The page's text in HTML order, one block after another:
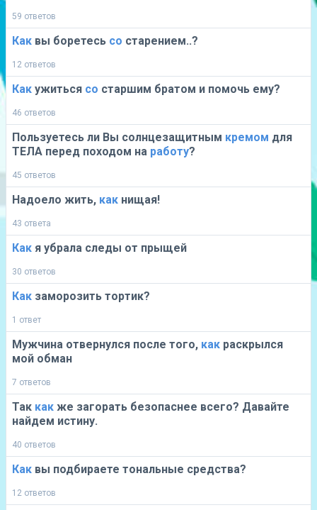
59 ответов
Как вы боретесь со старением..?
12 ответов
Как ужиться со старшим братом и помочь ему?
46 ответов
Пользуетесь ли Вы солнцезащитным кремом для
ТЕЛА перед походом на работу?
45 ответов
Надоело жить, как нищая!
43 ответа
Как я убрала следы от прыщей
30 ответов
Как заморозить тортик?
1 ответ
Мужчина отвернулся после того, как раскрылся
мой обман
7 ответов
Так как же загорать безопаснее всего? Давайте
найдем истину.
40 ответов
Как вы подбираете тональные средства?
12 ответов